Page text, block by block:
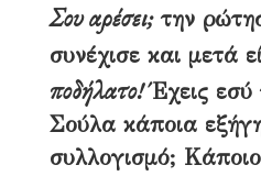
Σου αρέσει;την
συνέχισε και μετά
ποδήλατο!Έχεις εσύ
Σούλα κάποια
συλλογισμό;